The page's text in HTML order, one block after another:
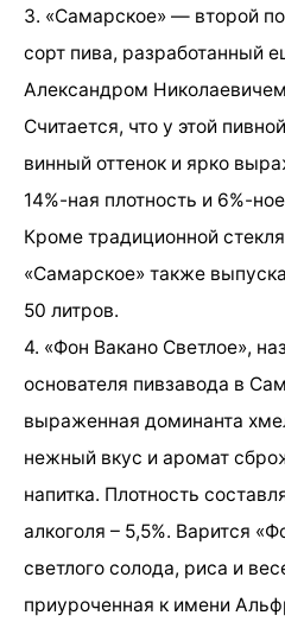
3. «Самарское» — второй
сорт пива, разработанный
Александром
Считается, что у этой
винный оттенок и ярко
14%-ная плотность и 6%-
Кроме традиционной
«Самарское» также
50 литров.
4. «Фон Вакано Светлое»,
основателя пивзавода в
выраженная доминанта
нежный вкус и аромат
напитка. Плотность
алкоголя – 5,5%. Варится
светлого солода, риса и
приуроченная к имени